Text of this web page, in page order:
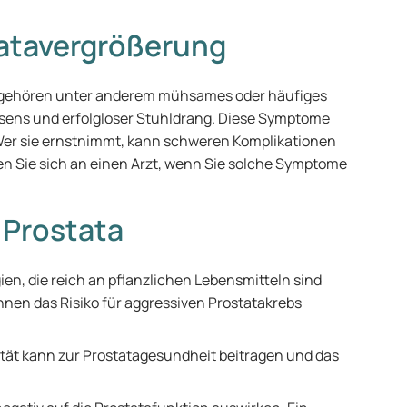
unter anderem mühsames oder häufiges
und erfolgloser Stuhldrang. Diese Symptome
sie ernstnimmt, kann schweren Komplikationen
Sie sich an einen Arzt, wenn Sie solche Symptome
die reich an pflanzlichen Lebensmitteln sind
das Risiko für aggressiven Prostatakrebs
kann zur Prostatagesundheit beitragen und das